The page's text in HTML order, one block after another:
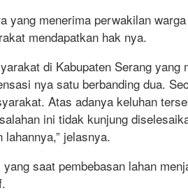
yang menerima perwakilan
mendapatkan hak nya.
di Kabupaten Serang
nya satu berbanding dua.
Atas adanya keluhan
ini tidak kunjung
jelasnya.
saat pembebasan lahan